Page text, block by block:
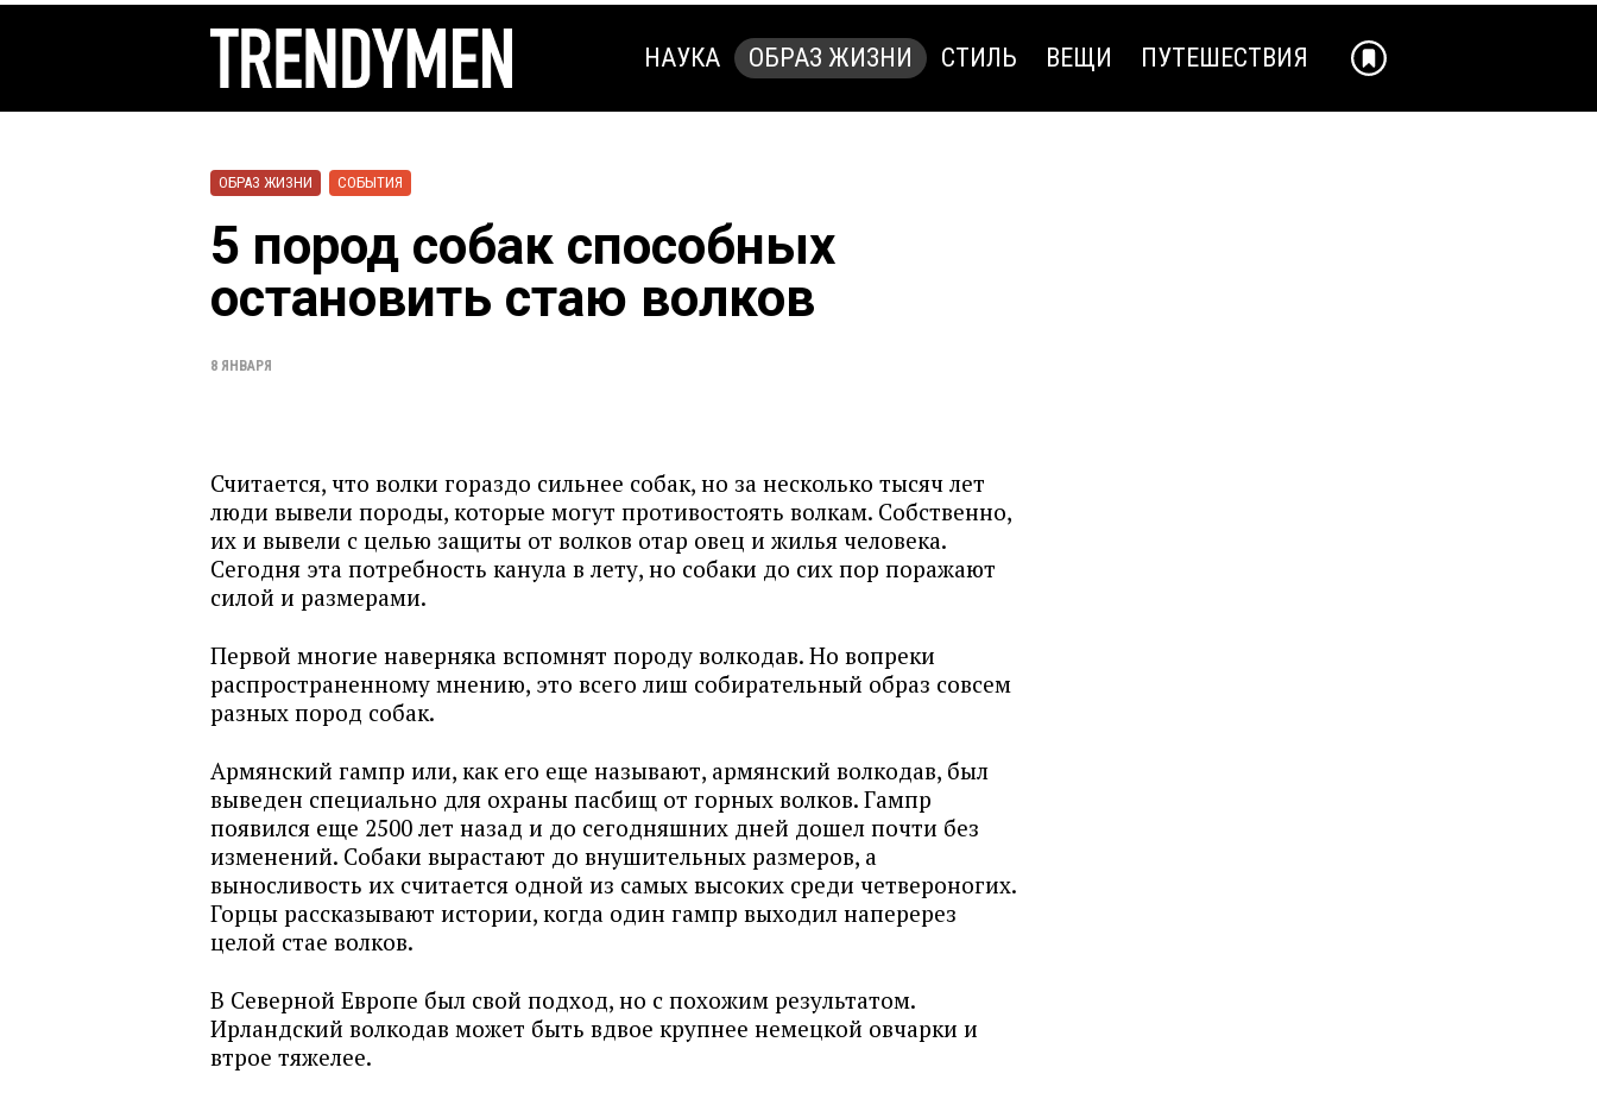
НАУКА ОБРАЗ ЖИЗНИ СТИЛЬ ВЕЩИ ПУТЕШЕСТВИЯ
ОБРАЗ ЖИЗНИ СОБЫТИЯ
5 пород собак способных
остановить стаю волков
8 ЯНВАРЯ
Считается, что волки гораздо сильнее собак, но за несколько тысяч лет
люди вывели породы, которые могут противостоять волкам. Собственно,
их и вывели с целью защиты от волков отар овец и жилья человека.
Сегодня эта потребность канула в лету, но собаки до сих пор поражают
силой и размерами.
Первой многие наверняка вспомнят породу волкодав. Но вопреки
распространенному мнению, это всего лиш собирательный образ совсем
разных пород собак.
Армянский гампр или, как его еще называют, армянский волкодав, был
выведен специально для охраны пасбищ от горных волков. Гампр
появился еще 2500 лет назад и до сегодняшних дней дошел почти без
изменений. Собаки вырастают до внушительных размеров, а
выносливость их считается одной из самых высоких среди четвероногих.
Горцы рассказывают истории, когда один гампр выходил наперерез
целой стае волков.
В Северной Европе был свой подход, но с похожим результатом.
Ирландский волкодав может быть вдвое крупнее немецкой овчарки и
втрое тяжелее.